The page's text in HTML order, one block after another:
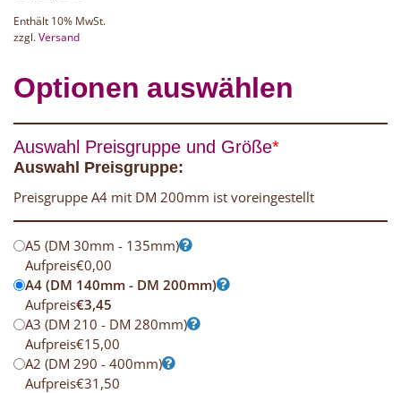
Enthält 10% MwSt.
zzgl.Versand
Optionen auswählen
*
Auswahl Preisgruppe und Größe
Auswahl Preisgruppe:
Preisgruppe A4 mit DM 200mm ist voreingestellt
A5 (DM 30mm - 135mm)
Aufpreis€0,00
A4 (DM 140mm - DM 200mm)
Aufpreis€3,45
A3 (DM 210 - DM 280mm)
Aufpreis€15,00
A2 (DM 290 - 400mm)
Aufpreis€31,50